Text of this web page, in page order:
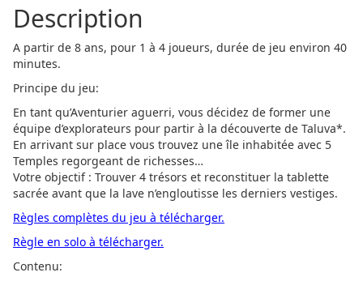
Description
A partir de 8 ans, pour 1 à 4 joueurs, durée de jeu environ 40
minutes.
Principe du jeu:
En tant qu’Aventurier aguerri, vous décidez de former une
équipe d’explorateurs pour partir à la découverte de Taluva*.
En arrivant sur place vous trouvez une île inhabitée avec 5
Temples regorgeant de richesses…
Votre objectif : Trouver 4 trésors et reconstituer la tablette
sacrée avant que la lave n’engloutisse les derniers vestiges.
Règles complètes du jeu à télécharger.
Règle en solo à télécharger.
Contenu: